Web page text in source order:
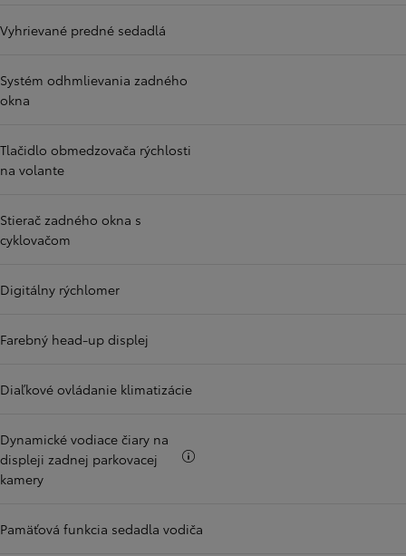
Vyhrievané predné sedadlá
Systém odhmlievania zadného
okna
Tlačidlo obmedzovača rýchlosti
na volante
Stierač zadného okna s
cyklovačom
Digitálny rýchlomer
Farebný head-up displej
Diaľkové ovládanie klimatizácie
Dynamické vodiace čiary na
displeji zadnej parkovacej
kamery
Pamäťová funkcia sedadla vodiča